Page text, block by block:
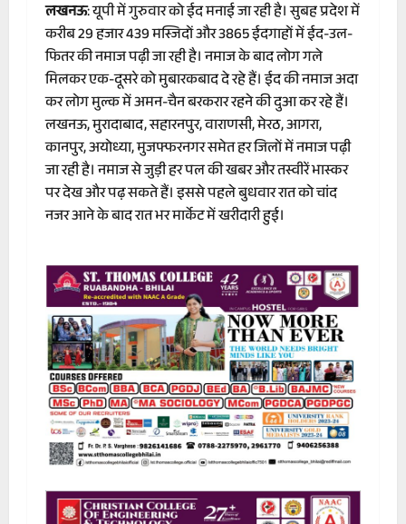
लखनऊ: यूपी में गुरुवार को ईद मनाई जा रही है। सुबह प्रदेश में
करीब 29 हजार 439 मस्जिदों और 3865 ईदगाहों में ईद-उल-
फितर की नमाज पढ़ी जा रही है। नमाज के बाद लोग गले
मिलकर एक-दूसरे को मुबारकबाद दे रहे हैं। ईद की नमाज अदा
कर लोग मुल्क में अमन-चैन बरकरार रहने की दुआ कर रहे हैं।
लखनऊ, मुरादाबाद, सहारनपुर, वाराणसी, मेरठ, आगरा,
कानपुर, अयोध्या, मुजफ्फरनगर समेत हर जिलों में नमाज पढ़ी
जा रही है। नमाज से जुड़ी हर पल की खबर और तस्वीरें भास्कर
पर देख और पढ़ सकते हैं। इससे पहले बुधवार रात को चांद
नजर आने के बाद रात भर मार्केट में खरीदारी हुई।